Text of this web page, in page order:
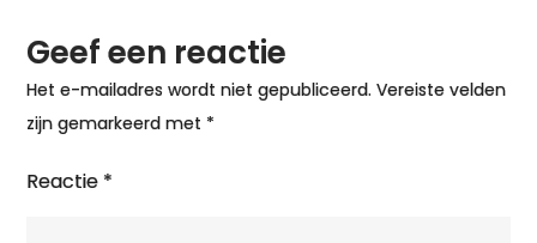
Geef een reactie
Het e-mailadres wordt niet gepubliceerd. Vereiste velden
zijn gemarkeerd met *
Reactie *